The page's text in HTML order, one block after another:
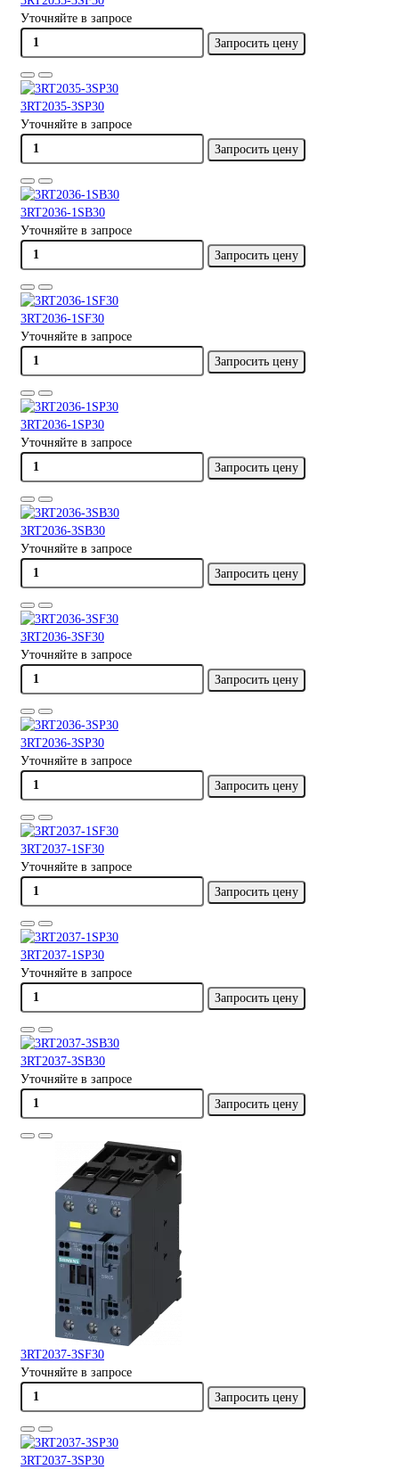
Уточняйте в запросе
Запросить цену
3RT2035-3SP30
Уточняйте в запросе
Запросить цену
3RT2036-1SB30
Уточняйте в запросе
Запросить цену
3RT2036-1SF30
Уточняйте в запросе
Запросить цену
3RT2036-1SP30
Уточняйте в запросе
Запросить цену
3RT2036-3SB30
Уточняйте в запросе
Запросить цену
3RT2036-3SF30
Уточняйте в запросе
Запросить цену
3RT2036-3SP30
Уточняйте в запросе
Запросить цену
3RT2037-1SF30
Уточняйте в запросе
Запросить цену
3RT2037-1SP30
Уточняйте в запросе
Запросить цену
3RT2037-3SB30
Уточняйте в запросе
Запросить цену
3RT2037-3SF30
Уточняйте в запросе
Запросить цену
3RT2037-3SP30